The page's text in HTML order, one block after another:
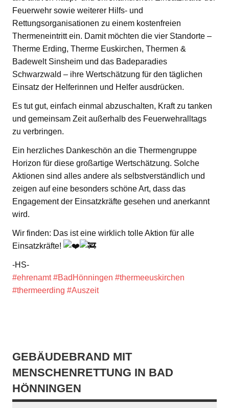
Feuerwehr sowie weiterer Hilfs- und
Rettungsorganisationen zu einem kostenfreien
Thermeneintritt ein. Damit möchten die vier Standorte –
Therme Erding, Therme Euskirchen, Thermen &
Badewelt Sinsheim und das Badeparadies
Schwarzwald – ihre Wertschätzung für den täglichen
Einsatz der Helferinnen und Helfer ausdrücken.
Es tut gut, einfach einmal abzuschalten, Kraft zu tanken
und gemeinsam Zeit außerhalb des Feuerwehralltags
zu verbringen.
Ein herzliches Dankeschön an die Thermengruppe
Horizon für diese großartige Wertschätzung. Solche
Aktionen sind alles andere als selbstverständlich und
zeigen auf eine besonders schöne Art, dass das
Engagement der Einsatzkräfte gesehen und anerkannt
wird.
Wir finden: Das ist eine wirklich tolle Aktion für alle
Einsatzkräfte!
-HS-
#ehrenamt #BadHönningen #thermeeuskirchen
#thermeerding #Auszeit
GEBÄUDEBRAND MIT
MENSCHENRETTUNG IN BAD
HÖNNINGEN